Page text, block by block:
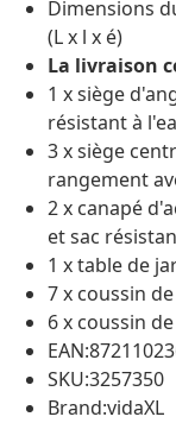
Dimensions
(L x l x é)
La livraison
1 x siège
résistant à
3 x siège
rangement
2 x canapé
et sac
1 x table de
7 x coussin
6 x coussin
SKU:3257350
Brand:vidaXL